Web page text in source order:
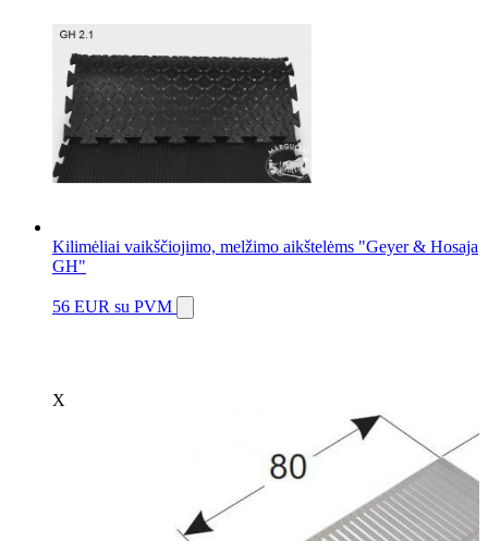
Kilimėliai vaikščiojimo, melžimo aikštelėms "Geyer & Hosaja
GH"
56 EUR su PVM
X